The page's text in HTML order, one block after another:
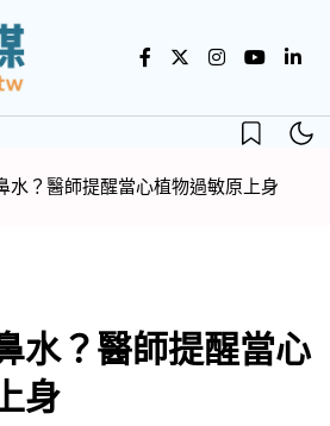
水？醫師提醒當心植物過敏原上身
水？醫師提醒當心
身